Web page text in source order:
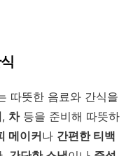
따뜻한 음료와 간식을
, 차등을 준비해 따뜻하
메이커나 간편한 티백